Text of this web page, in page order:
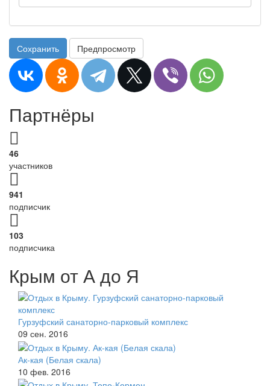
Сохранить Предпросмотр
Партнёры
46
участников
941
подписчик
103
подписчика
Крым от А до Я
Гурзуфский санаторно-парковый комплекс
09 сен. 2016
Ак-кая (Белая скала)
10 фев. 2016